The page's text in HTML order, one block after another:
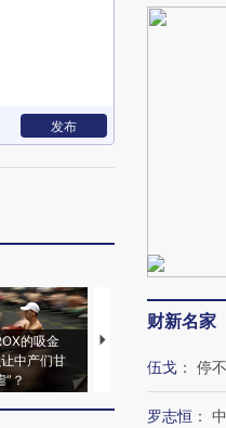
发布
的吸金
中产们甘
”？
马航飞行员跨国走私7
粒摇头丸 尿检体内
财新名家
伍戈 ： 停
罗志恒 ：